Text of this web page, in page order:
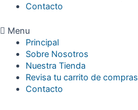
Contacto
Menu
Principal
Sobre Nosotros
Nuestra Tienda
Revisa tu carrito de compras
Contacto